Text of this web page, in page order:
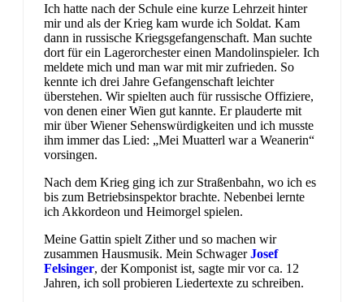
Ich hatte nach der Schule eine kurze Lehrzeit hinter
mir und als der Krieg kam wurde ich Soldat. Kam
dann in russische Kriegsgefangenschaft. Man suchte
dort für ein Lagerorchester einen Mandolinspieler. Ich
meldete mich und man war mit mir zufrieden. So
kennte ich drei Jahre Gefangenschaft leichter
überstehen. Wir spielten auch für russische Offiziere,
von denen einer Wien gut kannte. Er plauderte mit
mir über Wiener Sehenswürdigkeiten und ich musste
ihm immer das Lied: „Mei Muatterl war a Weanerin“
vorsingen.
Nach dem Krieg ging ich zur Straßenbahn, wo ich es
bis zum Betriebsinspektor brachte. Nebenbei lernte
ich Akkordeon und Heimorgel spielen.
Meine Gattin spielt Zither und so machen wir
zusammen Hausmusik. Mein SchwagerJosef
Felsinger, der Komponist ist, sagte mir vor ca. 12
Jahren, ich soll probieren Liedertexte zu schreiben.